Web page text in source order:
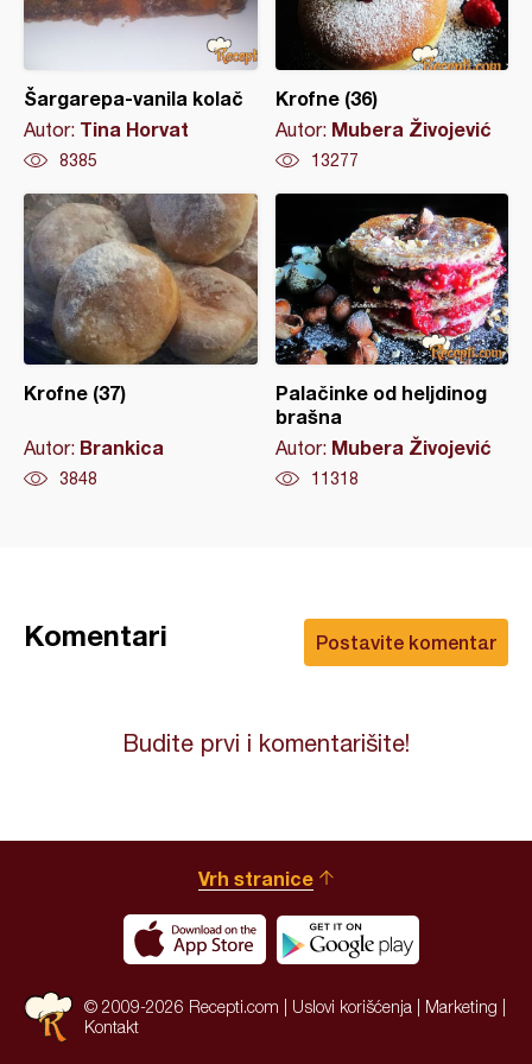
Šargarepa-vanila kolač
Autor: Tina Horvat
8385
Krofne (36)
Autor: Mubera Živojević
13277
Krofne (37)
Autor: Brankica
3848
Palačinke od heljdinog
brašna
Autor: Mubera Živojević
11318
Postavite komentar
Komentari
Budite prvi i komentarišite!
Vrh stranice
© 2009-2026 Recepti.com | Uslovi korišćenja| Marketing
Kontakt